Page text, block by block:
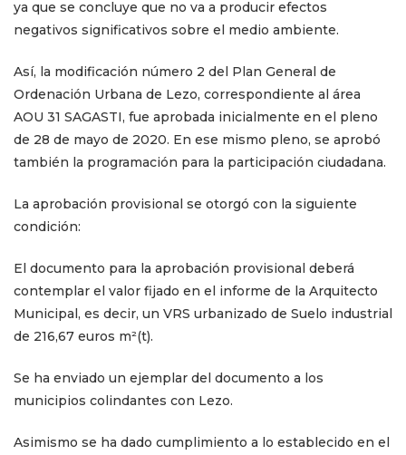
ya que se concluye que no va a producir efectos
negativos significativos sobre el medio ambiente.
Así, la modificación número 2 del Plan General de
Ordenación Urbana de Lezo, correspondiente al área
AOU 31 SAGASTI, fue aprobada inicialmente en el pleno
de 28 de mayo de 2020. En ese mismo pleno, se aprobó
también la programación para la participación ciudadana.
La aprobación provisional se otorgó con la siguiente
condición:
El documento para la aprobación provisional deberá
contemplar el valor fijado en el informe de la Arquitecto
Municipal, es decir, un VRS urbanizado de Suelo industrial
de 216,67 euros m²(t).
Se ha enviado un ejemplar del documento a los
municipios colindantes con Lezo.
Asimismo se ha dado cumplimiento a lo establecido en el